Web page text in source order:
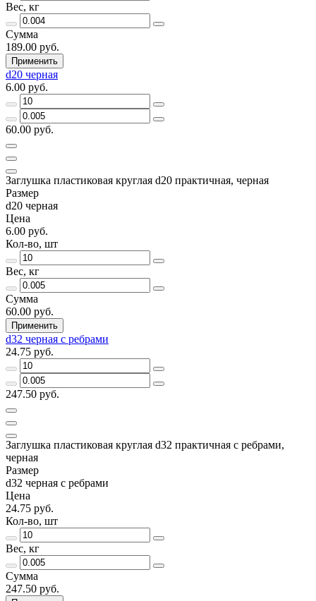
Вес, кг
Сумма
189.00 руб.
Применить
d20 черная
6.00 руб.
60.00 руб.
Заглушка пластиковая круглая d20 практичная, черная
Размер
d20 черная
Цена
6.00 руб.
Кол-во, шт
Вес, кг
Сумма
60.00 руб.
Применить
d32 черная с ребрами
24.75 руб.
247.50 руб.
Заглушка пластиковая круглая d32 практичная с ребрами,
черная
Размер
d32 черная с ребрами
Цена
24.75 руб.
Кол-во, шт
Вес, кг
Сумма
247.50 руб.